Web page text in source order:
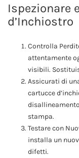
Ispezionare
d’Inchiostro
Controlla
attentamente
visibili.
Assicurati di
cartucce
stampa.
Testare con
installa un
difetti.